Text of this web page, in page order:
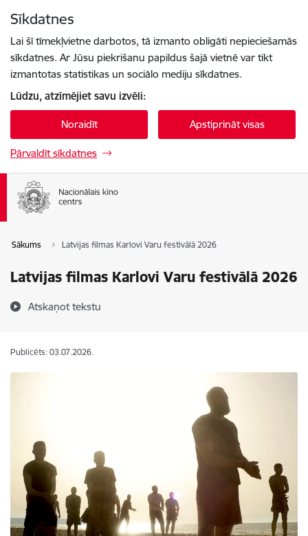
Sīkdatnes
Lai šī tīmekļvietne darbotos, tā izmanto obligāti nepieciešamās
sīkdatnes. Ar Jūsu piekrišanu papildus šajā vietnē var tikt
izmantotas statistikas un sociālo mediju sīkdatnes.
Lūdzu, atzīmējiet savu izvēli:
Noraidīt Apstiprināt visas
Pārvaldīt sīkdatnes
Sākums Latvijas filmas Karlovi Varu festivālā 2026
Latvijas filmas Karlovi Varu festivālā 2026
Atskaņot tekstu
Publicēts: 03.07.2026.